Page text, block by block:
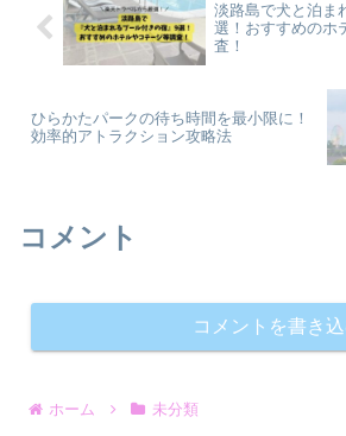
淡路島で犬と泊ま
選！おすすめのホ
査！
ひらかたパークの待ち時間を最小限に！
効率的アトラクション攻略法
コメント
コメントを書き
ホーム 未分類